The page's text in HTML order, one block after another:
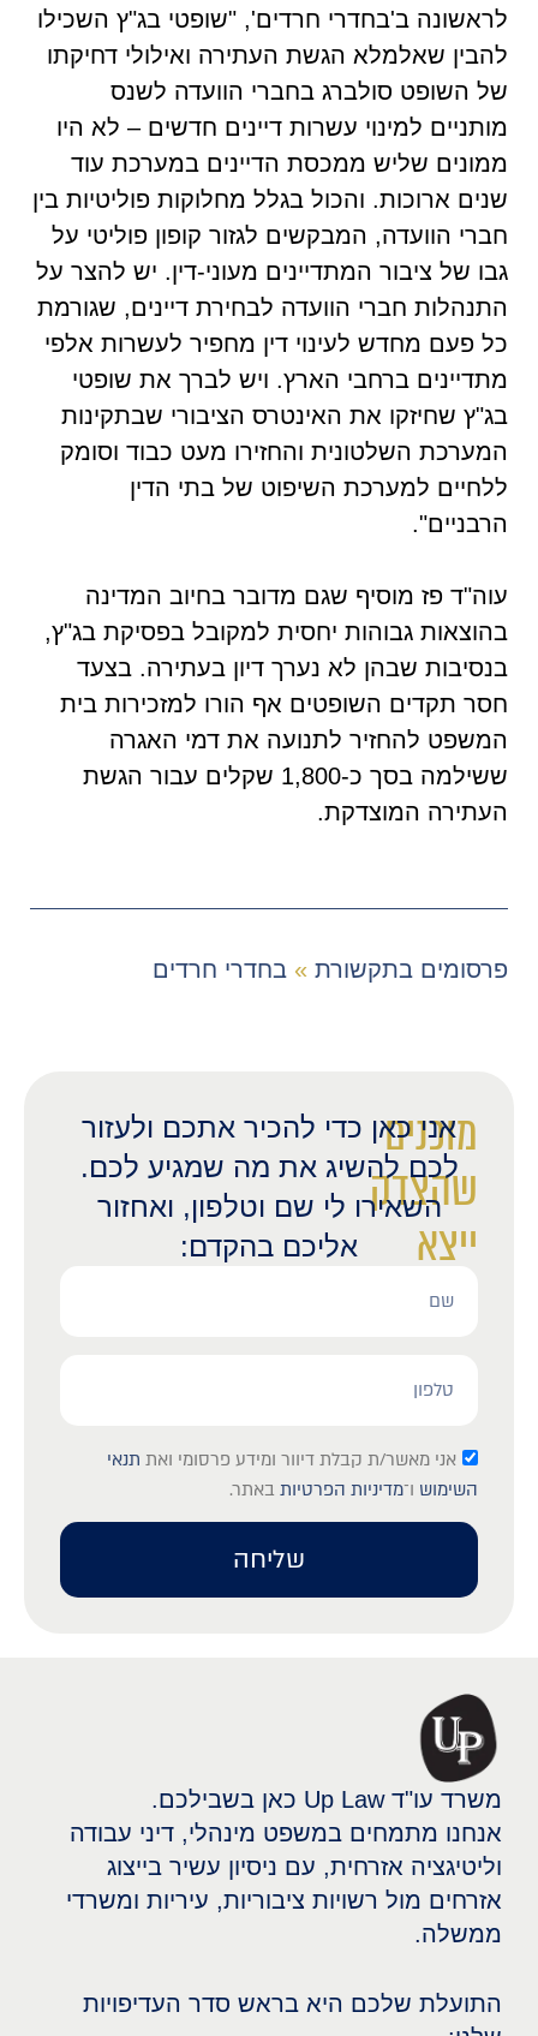
לראשונה ב'בחדרי חרדים', "שופטי בג"ץ השכילו
להבין שאלמלא הגשת העתירה ואילולי דחיקתו
של השופט סולברג בחברי הוועדה לשנס
מותניים למינוי עשרות דיינים חדשים – לא היו
ממונים שליש ממכסת הדיינים במערכת עוד
שנים ארוכות. והכול בגלל מחלוקות פוליטיות בין
חברי הוועדה, המבקשים לגזור קופון פוליטי על
גבו של ציבור המתדיינים מעוני-דין. יש להצר על
התנהלות חברי הוועדה לבחירת דיינים, שגורמת
כל פעם מחדש לעינוי דין מחפיר לעשרות אלפי
מתדיינים ברחבי הארץ. ויש לברך את שופטי
בג"ץ שחיזקו את האינטרס הציבורי שבתקינות
המערכת השלטונית והחזירו מעט כבוד וסומק
ללחיים למערכת השיפוט של בתי הדין
הרבניים".
עוה"ד פז מוסיף שגם מדובר בחיוב המדינה
בהוצאות גבוהות יחסית למקובל בפסיקת בג"ץ,
בנסיבות שבהן לא נערך דיון בעתירה. בצעד
חסר תקדים השופטים אף הורו למזכירות בית
המשפט להחזיר לתנועה את דמי האגרה
ששילמה בסך כ-1,800 שקלים עבור הגשת
העתירה המוצדקת.
פרסומים בתקשורת » בחדרי חרדים
מוכנים
שהצדק
ייצא
לאור?
אני כאן כדי להכיר אתכם ולעזור
לכם להשיג את מה שמגיע לכם.
השאירו לי שם וטלפון, ואחזור
אליכם בהקדם:
אני מאשר/ת קבלת דיוור ומידע פרסומי ואת תנאי
השימוש ו־מדיניות הפרטיות באתר.
שליחה
משרד עו"ד Up Law כאן בשבילכם.
אנחנו מתמחים במשפט מינהלי, דיני עבודה
וליטיגציה אזרחית, עם ניסיון עשיר בייצוג
אזרחים מול רשויות ציבוריות, עיריות ומשרדי
ממשלה.
התועלת שלכם היא בראש סדר העדיפויות